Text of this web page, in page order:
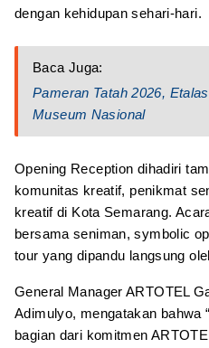
dengan kehidupan sehari-hari.
Baca Juga:
Pameran Tatah 2026,
Museum Nasional
Opening Reception dihadiri
komunitas kreatif, penikmat
kreatif di Kota Semarang.
bersama seniman, symbolic
tour yang dipandu langsung
General Manager ARTOTEL
Adimulyo, mengatakan bahwa
bagian dari komitmen